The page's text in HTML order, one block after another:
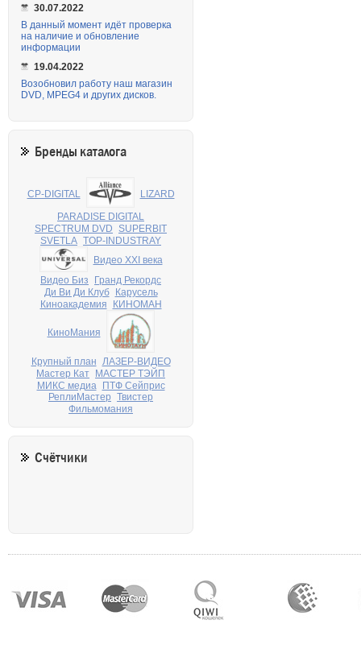
30.07.2022
В данный момент идёт проверка
на наличие и обновление
информации
19.04.2022
Возобновил работу наш магазин
DVD, MPEG4 и других дисков.
Бренды каталога
CP-DIGITAL LIZARD
PARADISE DIGITAL
SPECTRUM DVD SUPERBIT
SVETLA TOP-INDUSTRAY
Видео XXI века
Видео Биз
Гранд Рекордс
Ди Ви Ди Клуб
Карусель
Киноакадемия
КИНОМАН
КиноМания
Крупный план ЛАЗЕР-ВИДЕО
Мастер Кат МАСТЕР ТЭЙП
МИКС медиа
ПТФ Сейприс
РеплиМастер Твистер
Фильмомания
Счётчики